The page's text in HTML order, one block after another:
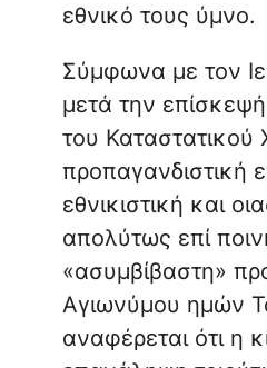
εθνικό τους ύμνο.
Σύμφωνα με τον
μετά την
του Καταστατικού
προπαγανδιστική
εθνικιστική και
απολύτως επί
«ασυμβίβαστη»
Αγιωνύμου ημών
αναφέρεται ότι η